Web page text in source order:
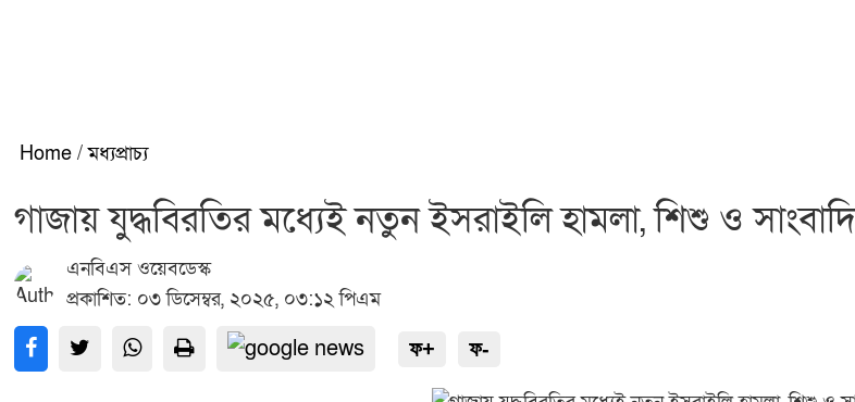
Home / মধ্যপ্রাচ্য
গাজায় যুদ্ধবিরতির মধ্যেই নতুন ইসরাইলি হামলা, শিশু ও
এনবিএস ওয়েবডেস্ক
প্রকাশিত: ০৩ ডিসেম্বর, ২০২৫, ০৩:১২ পিএম
ফ+ ফ-